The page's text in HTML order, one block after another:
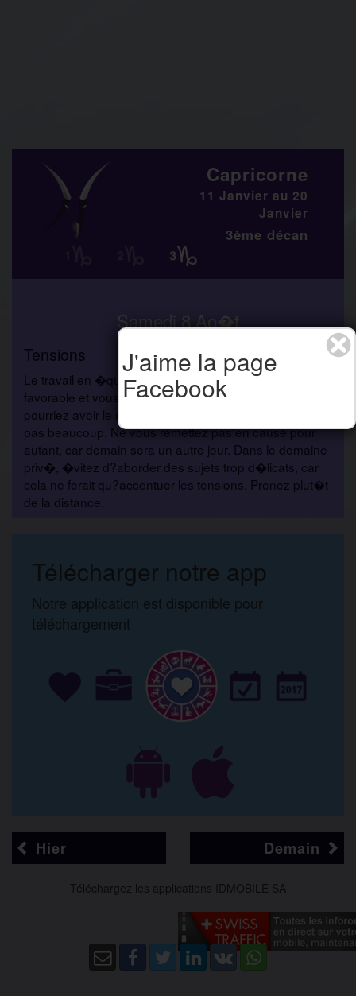
Capricorne
11 Janvier au 20
Janvier
3ème décan
Samedi 8 Ao�t
Tensions
Le travail en �quipe pourrait ne pas vous �tre
favorable et vous exposer � des malentendus. Vous
pourriez avoir le sentiment que l?on ne vous appr�cie
pas beaucoup. Ne vous remettez pas en cause pour
autant, car demain sera un autre jour. Dans le domaine
priv�, �vitez d?aborder des sujets trop d�licats, car
cela ne ferait qu?accentuer les tensions. Prenez plut�t
de la distance.
Télécharger notre app
Notre application est disponible pour
téléchargement
Hier Demain
Téléchargez les applications IDMOBILE SA
J'aime la page
Facebook